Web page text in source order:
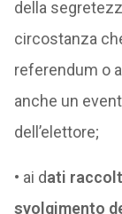
della
circostanza
referendum o
anche un
dell’elettore;
• ai dati
svolgimento